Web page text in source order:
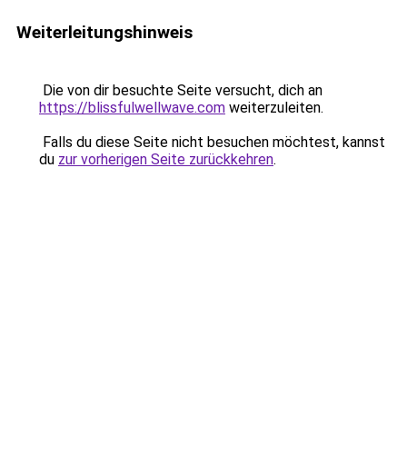
Weiterleitungshinweis
Die von dir besuchte Seite versucht, dich an
https://blissfulwellwave.com weiterzuleiten.
Falls du diese Seite nicht besuchen möchtest, kannst
du zur vorherigen Seite zurückkehren.